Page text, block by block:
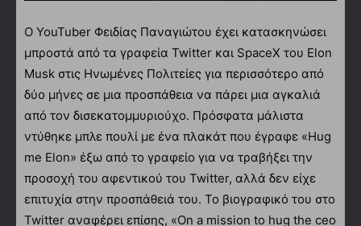
Ο YouTuber Φειδίας Παναγιώτου έχει κατασκηνώσει
μπροστά από τα γραφεία Twitter και SpaceX του Elon
Musk στις Ηνωμένες Πολιτείες για περισσότερο από
δύο μήνες σε μια προσπάθεια να πάρει μια αγκαλιά
από τον δισεκατομμυριούχο. Πρόσφατα μάλιστα
ντύθηκε μπλε πουλί με ένα πλακάτ που έγραφε «Hug
me Elon» έξω από το γραφείο για να τραβήξει την
προσοχή του αφεντικού του Twitter, αλλά δεν είχε
επιτυχία στην προσπάθειά του. Το βιογραφικό του στο
Twitter αναφέρει επίσης, «On a mission to hug the ceo